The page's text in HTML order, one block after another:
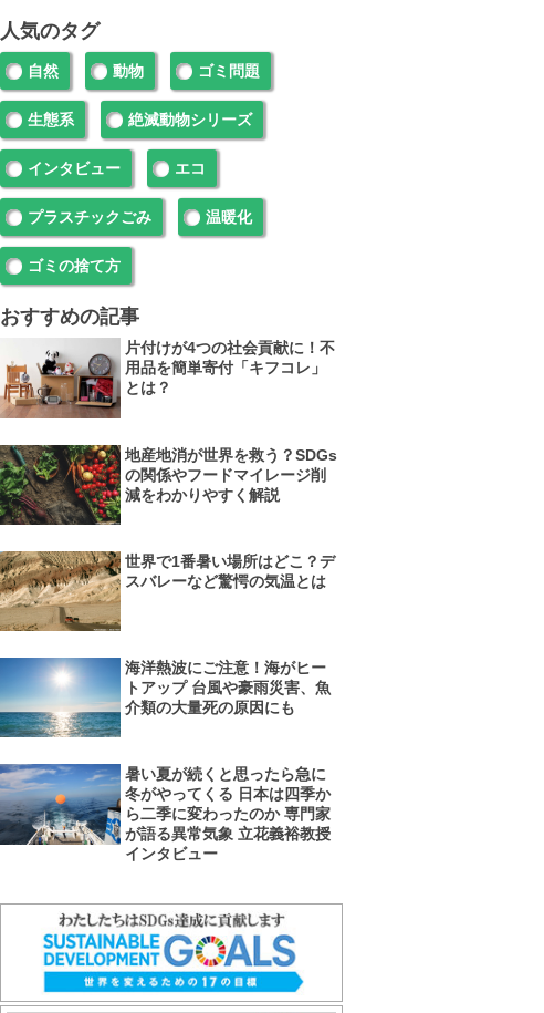
人気のタグ
自然 動物 ゴミ問題
生態系 絶滅動物シリーズ
インタビュー エコ
プラスチックごみ 温暖化
ゴミの捨て方
おすすめの記事
片付けが4つの社会貢献に！不
用品を簡単寄付「キフコレ」
とは？
地産地消が世界を救う？SDGs
の関係やフードマイレージ削
減をわかりやすく解説
世界で1番暑い場所はどこ？デ
スバレーなど驚愕の気温とは
海洋熱波にご注意！海がヒー
トアップ 台風や豪雨災害、魚
介類の大量死の原因にも
暑い夏が続くと思ったら急に
冬がやってくる 日本は四季か
ら二季に変わったのか 専門家
が語る異常気象 立花義裕教授
インタビュー